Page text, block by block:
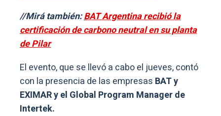
//Mirá también:BAT Argentina recibió la
certificación de carbono neutral en su planta
de Pilar
El evento, que se llevó a cabo el jueves, contó
con la presencia de las empresas BAT y
EXIMAR y el Global Program Manager de
Intertek.